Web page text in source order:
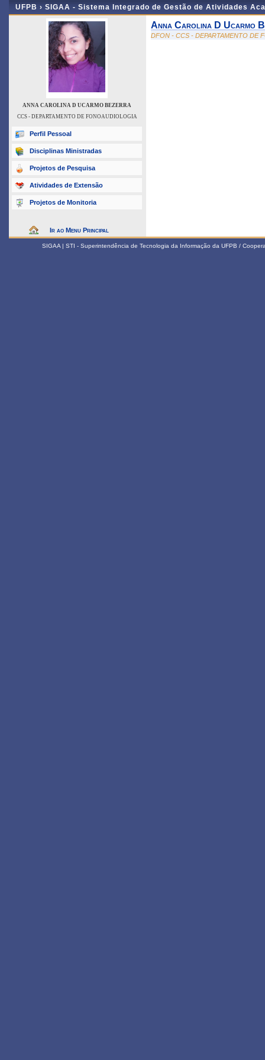
UFPB › SIGAA - Sistema Integrado de Gestão de Atividades
ANNA CAROLINA D UCARMO BEZERRA
CCS - DEPARTAMENTO DE FONOAUDIOLOGIA
Perfil Pessoal
Disciplinas Ministradas
Projetos de Pesquisa
Atividades de Extensão
Projetos de Monitoria
Ir ao Menu Principal
Anna Carolina D Ucarmo
DFON - CCS - DEPARTAMENTO DE
SIGAA | STI - Superintendência de Tecnologia da Informação da UFPB /